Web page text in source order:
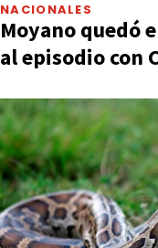
NACIONALES
Moyano quedó
al episodio con